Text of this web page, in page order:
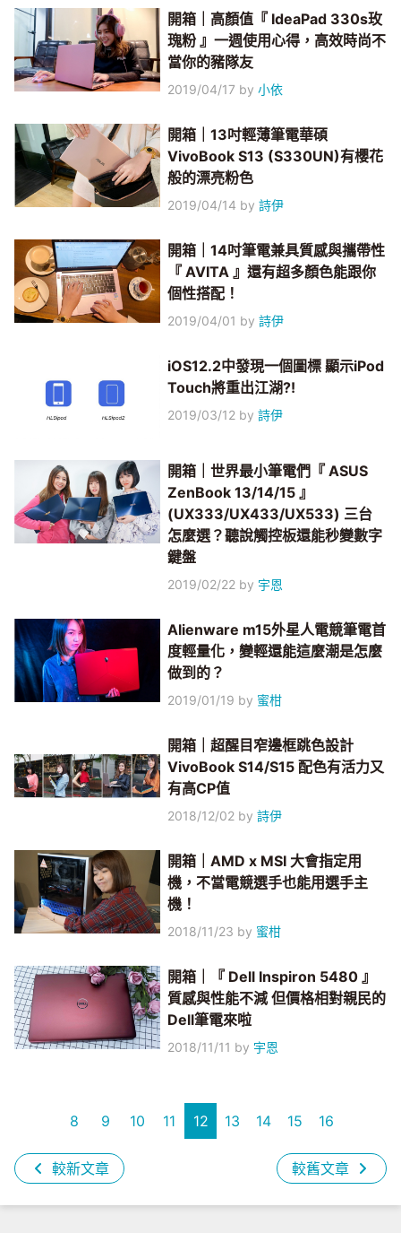
開箱｜高顏值『 IdeaPad 330s玫
瑰粉 』一週使用心得，高效時尚不
當你的豬隊友
2019/04/17 by小依
開箱｜13吋輕薄筆電華碩
VivoBook S13 (S330UN)有櫻花
般的漂亮粉色
2019/04/14 by詩伊
開箱｜14吋筆電兼具質感與攜帶性
『 AVITA 』還有超多顏色能跟你
個性搭配！
2019/04/01 by詩伊
iOS12.2中發現一個圖標 顯示iPod
Touch將重出江湖?!
2019/03/12 by詩伊
開箱｜世界最小筆電們『 ASUS
ZenBook 13/14/15 』
(UX333/UX433/UX533) 三台
怎麼選？聽說觸控板還能秒變數字
鍵盤
2019/02/22 by 宇恩
Alienware m15外星人電競筆電首
度輕量化，變輕還能這麼潮是怎麼
做到的？
2019/01/19 by 蜜柑
開箱｜超醒目窄邊框跳色設計
VivoBook S14/S15 配色有活力又
有高CP值
2018/12/02 by詩伊
開箱｜AMD x MSI 大會指定用
機，不當電競選手也能用選手主
機！
2018/11/23 by 蜜柑
開箱｜『 Dell Inspiron 5480 』
質感與性能不減 但價格相對親民的
Dell筆電來啦
2018/11/11 by 宇恩
較新文章
8 9 10 11 12 13 14 15 16
較舊文章